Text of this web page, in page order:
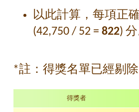
以此計算，每項正
(42,750 / 52 = 822) 分
*註：得獎名單已經剔
得獎者